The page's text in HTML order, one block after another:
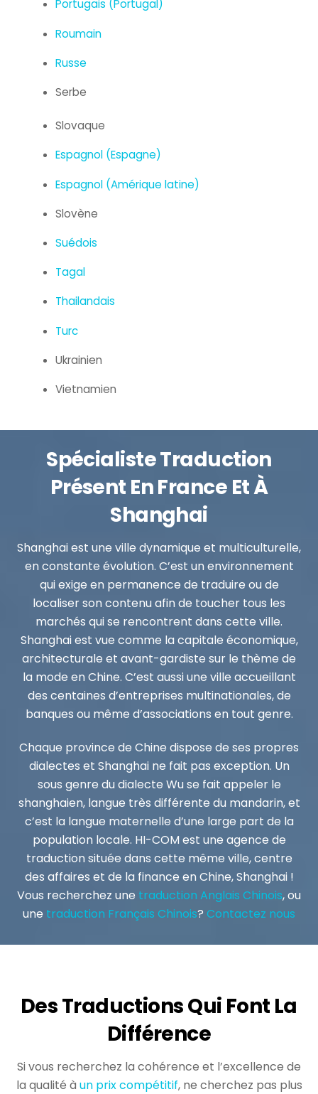
Portugais (Portugal)
Roumain
Russe
Serbe
Slovaque
Espagnol (Espagne)
Espagnol (Amérique latine)
Slovène
Suédois
Tagal
Thailandais
Turc
Ukrainien
Vietnamien
Spécialiste Traduction
Présent En France Et À
Shanghai
Shanghai est une ville dynamique et multiculturelle,
en constante évolution. C’est un environnement
qui exige en permanence de traduire ou de
localiser son contenu afin de toucher tous les
marchés qui se rencontrent dans cette ville.
Shanghai est vue comme la capitale économique,
architecturale et avant-gardiste sur le thème de
la mode en Chine. C’est aussi une ville accueillant
des centaines d’entreprises multinationales, de
banques ou même d’associations en tout genre.
Chaque province de Chine dispose de ses propres
dialectes et Shanghai ne fait pas exception. Un
sous genre du dialecte Wu se fait appeler le
shanghaien, langue très différente du mandarin, et
c’est la langue maternelle d’une large part de la
population locale. HI-COM est une agence de
traduction située dans cette même ville, centre
des affaires et de la finance en Chine, Shanghai !
Vous recherchez une traduction Anglais Chinois, ou
une traduction Français Chinois? Contactez nous
Des Traductions Qui Font La
Différence
Si vous recherchez la cohérence et l’excellence de
la qualité à un prix compétitif, ne cherchez pas plus